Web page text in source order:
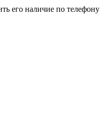
его наличие по телефону